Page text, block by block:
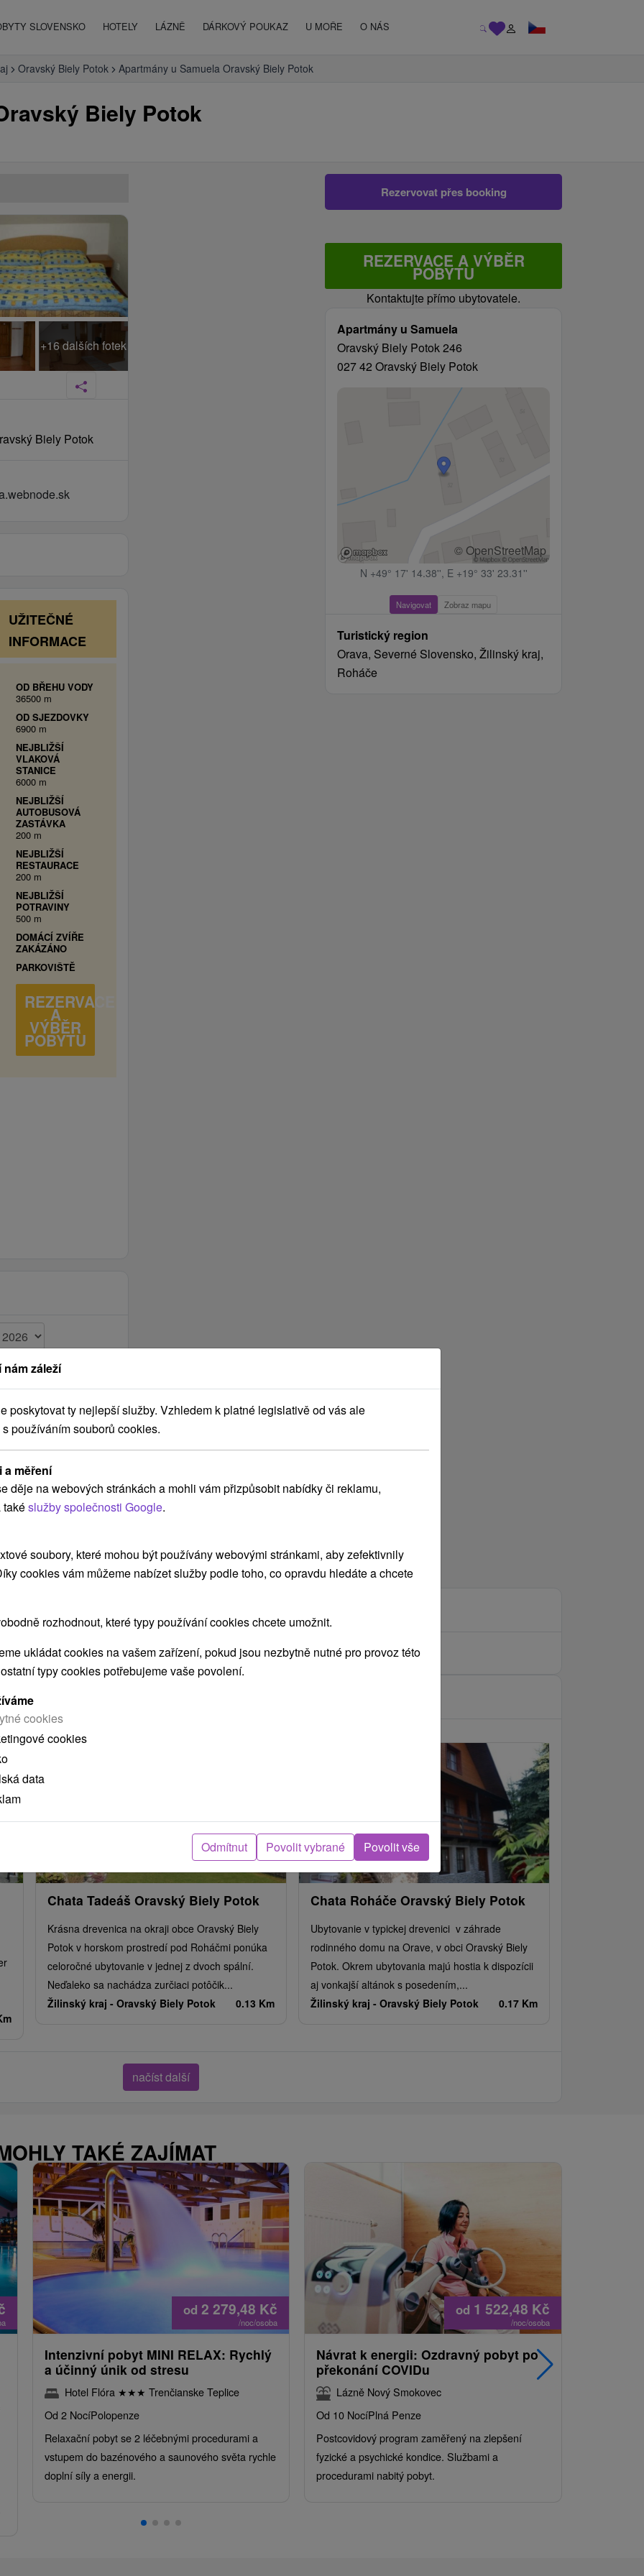
SLOVENSKO HOTELY LÁZNĚ DÁRKOVÝ POUKAZ U MOŘE O NÁS
Oravský Biely Potok Apartmány u Samuela Oravský Biely Potok
Biely Potok
Rezervovat přes booking
REZERVACE A VÝBĚR
POBYTU
Kontaktujte přímo ubytovatele.
Apartmány u Samuela
Oravský Biely Potok 246
027 42 Oravský Biely Potok
© OpenStreetMap
N +49° 17' 14.38'', E +19° 33' 23.31''
Navigovat Zobraz mapu
Turistický region
Orava, Severné Slovensko, Žilinský kraj,
Roháče
+16 dalších fotek
Biely Potok
UŽITEČNÉ
INFORMACE
OD BŘEHU VODY
36500 m
OD SJEZDOVKY
6900 m
NEJBLIŽŠÍ
VLAKOVÁ
STANICE
6000 m
NEJBLIŽŠÍ
AUTOBUSOVÁ
ZASTÁVKA
200 m
NEJBLIŽŠÍ
RESTAURACE
200 m
NEJBLIŽŠÍ
POTRAVINY
500 m
DOMÁCÍ ZVÍŘE
ZAKÁZÁNO
PARKOVIŠTĚ
REZERVACE
A
VÝBĚR
POBYTU
skutečná délka cesty může být jiná.
v blízkosti?
Chata Tadeáš Oravský Biely Potok
Krásna drevenica na okraji obce Oravský Biely
Potok v horskom prostredí pod Roháčmi ponúka
celoročné ubytovanie v jednej z dvoch spální.
Neďaleko sa nachádza zurčiaci potôčik...
Žilinský kraj - Oravský Biely Potok 0.13 Km
Chata Roháče Oravský Biely Potok
Ubytovanie v typickej drevenici v záhrade
rodinného domu na Orave, v obci Oravský Biely
Potok. Okrem ubytovania majú hostia k dispozícii
aj vonkajší altánok s posedením,...
Žilinský kraj - Oravský Biely Potok 0.17 Km
načíst další
TAKÉ ZAJÍMAT
od 2 279,48 Kč
/noc/osoba
Intenzivní pobyt MINI RELAX: Rychlý
a účinný únik od stresu
Hotel Flóra ★★★ Trenčianske Teplice
Od 2 NocíPolopenze
Relaxační pobyt se 2 léčebnými procedurami a
vstupem do bazénového a saunového světa rychle
doplní síly a energii.
od 1 522,48 Kč
/noc/osoba
Návrat k energii: Ozdravný pobyt po
překonání COVIDu
Lázně Nový Smokovec
Od 10 NocíPlná Penze
Postcovidový program zaměřený na zlepšení
fyzické a psychické kondice. Službami a
procedurami nabitý pobyt.
záleží
poskytovat ty nejlepší služby. Vzhledem k platné legislativě od vás ale
používáním souborů cookies.
a měření
děje na webových stránkách a mohli vám přizpůsobit nabídky či reklamu,
takéslužby společnosti Google.
soubory, které mohou být používány webovými stránkami, aby zefektivnily
cookies vám můžeme nabízet služby podle toho, co opravdu hledáte a chcete
rozhodnout, které typy používání cookies chcete umožnit.
ukládat cookies na vašem zařízení, pokud jsou nezbytně nutné pro provoz této
typy cookies potřebujeme vaše povolení.
cookies
cookies
data
Odmítnut Povolit vybrané Povolit vše